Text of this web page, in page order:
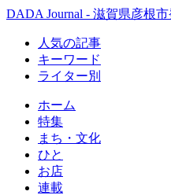
DADA Journal - 滋賀県彦根
人気の記事
キーワード
ライター別
ホーム
特集
まち・文化
ひと
お店
連載